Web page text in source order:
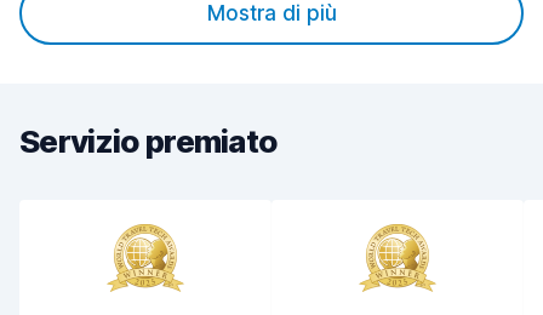
Mostra di più
Servizio premiato